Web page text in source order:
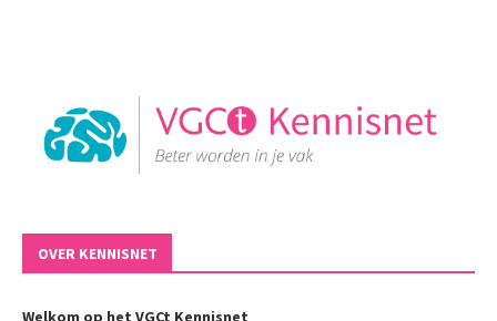
OVER KENNISNET
Welkom op het VGCt Kennisnet